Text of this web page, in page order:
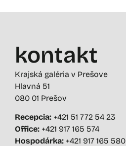
kontakt
Krajská galéria v Prešove
Hlavná 51
080 01 Prešov
Recepcia: +421 51 772 54 23
Office: +421 917 165 574
Hospodárka: +421 917 165 580